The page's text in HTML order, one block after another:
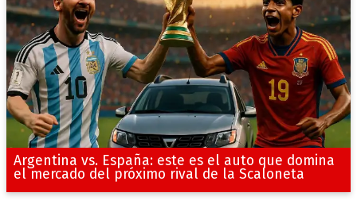
Argentina vs. España: este es el auto que domina
el mercado del próximo rival de la Scaloneta